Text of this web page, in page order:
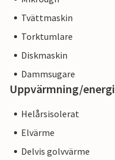
Tvättmaskin
Torktumlare
Diskmaskin
Dammsugare
Uppvärmning/energi
Helårsisolerat
Elvärme
Delvis golvvärme